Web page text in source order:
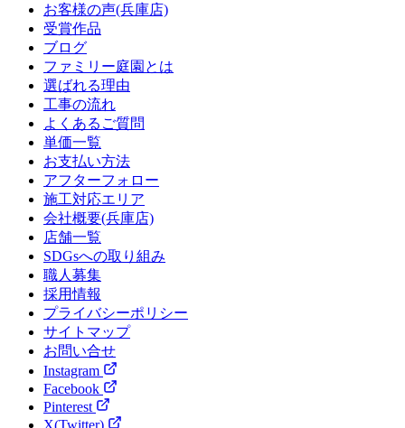
お客様の声(兵庫店)
受賞作品
ブログ
ファミリー庭園とは
選ばれる理由
工事の流れ
よくあるご質問
単価一覧
お支払い方法
アフターフォロー
施工対応エリア
会社概要(兵庫店)
店舗一覧
SDGsへの取り組み
職人募集
採用情報
プライバシーポリシー
サイトマップ
お問い合せ
Instagram
Facebook
Pinterest